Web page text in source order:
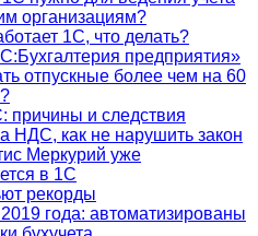
организациям?
1С, что делать?
предприятия»
отпускные более чем на 60
причины и следствия
НДС, как не нарушить закон
Меркурий уже
в 1С
рекорды
года: автоматизированы